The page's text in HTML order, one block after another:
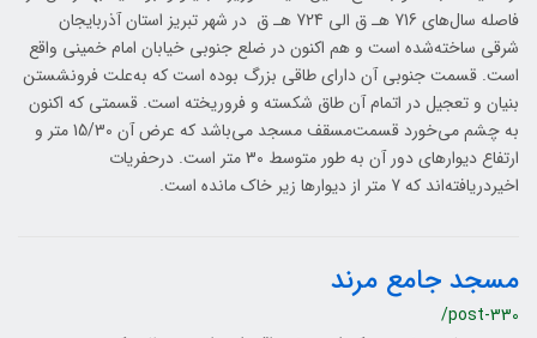
فاصله‌ سال‌هاي‌ 716 هـ ق‌ الي‌ 724 هـ ق‌ در شهر تبریز استان آذربایجان
شرقی ساخته‌شده‌ است‌ و هم‌ اكنون‌ در ضلع‌ جنوبي‌ خيابان‌ امام‌ خميني‌ واقع‌
است‌. قسمت‌ جنوبي‌ آن‌ داراي‌ طاقي بزرگ‌ بوده‌ است‌ كه‌ به‌علت‌ فرونشستن‌
بنيان‌ و تعجيل‌ در اتمام‌ آن‌ طاق‌ شكسته‌ و فروريخته‌ است‌. قسمتي‌ كه‌ اكنون‌
به‌ چشم‌ مي‌خورد قسمت‌مسقف‌ مسجد مي‌باشد كه‌ عرض‌ آن‌ 15/30 متر و
ارتفاع‌ ديوارهاي‌ دور آن‌ به‌ طور متوسط‌ 30 متر است‌. درحفريات‌
اخيردريافته‌‌اند كه‌ 7 متر از ديوارها زير خاك‌ مانده‌ است‌.
مسجد جامع مرند
/post-330